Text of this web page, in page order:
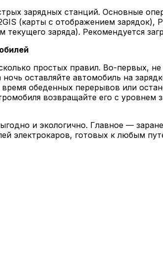
зарядных станций. Основные
(карты с отображением
заряда). Рекомендуется
простых правил. Во-первых,
оставляйте автомобиль на
обеденных перерывов или
возвращайте его с
и экологично. Главное —
электрокаров, готовых к любым